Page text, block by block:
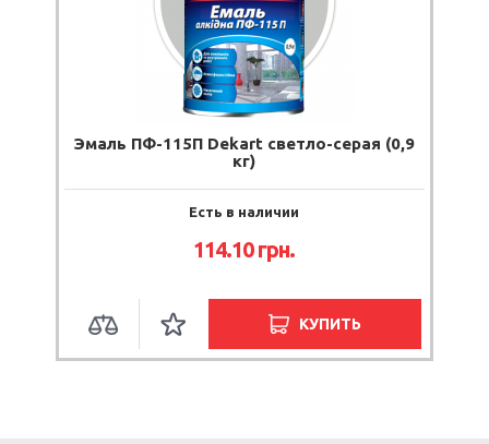
Эмаль ПФ-115П Dekart светло-серая (0,9
кг)
Есть в наличии
114.10грн.
КУПИТЬ